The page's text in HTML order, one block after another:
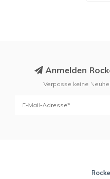
Anmelden
Verpasse keine